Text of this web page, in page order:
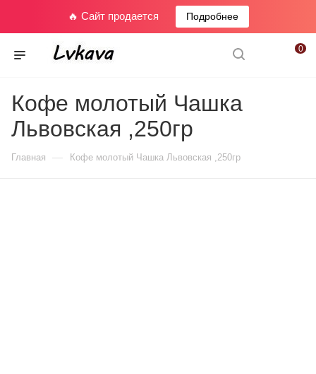
🔥 Сайт продается Подробнее
0
Кофе молотый Чашка
Львовская ,250гр
Главная — Кофе молотый Чашка Львовская ,250гр